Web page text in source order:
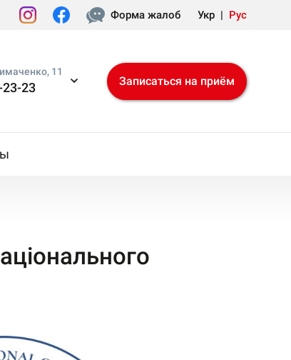
Форма жалоб Укр | Рус
11
23-23 Записаться на приём